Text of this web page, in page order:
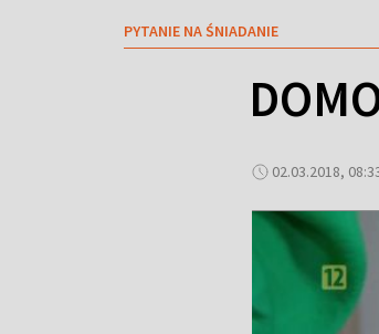
PYTANIE NA ŚNIADANIE
02.03.2018,